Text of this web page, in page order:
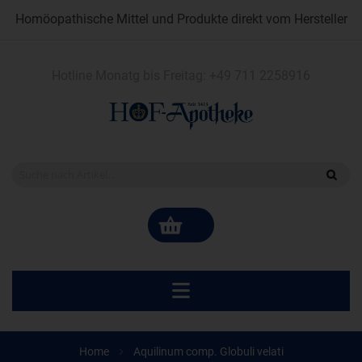
Homöopathische Mittel und Produkte direkt vom Hersteller
Home Aquilinum comp. Globuli velati